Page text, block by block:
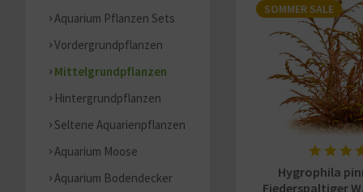
Aquarium Pflanzen Sets
Vordergrundpflanzen
Mittelgrundpflanzen
Hintergrundpflanzen
Seltene Aquarienpflanzen
Aquarium Moose
Aquarium Bodendecker
SOMMER SALE
Hygrophila
Fiederspaltiger